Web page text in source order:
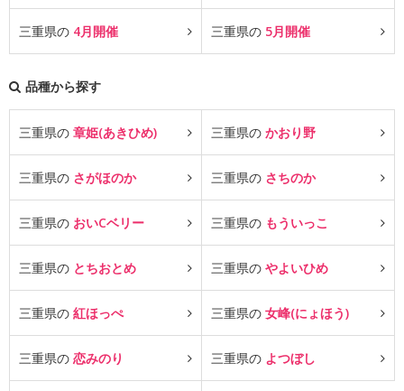
三重県の 4月開催 三重県の 5月開催
品種から探す
三重県の 章姫(あきひめ) 三重県の かおり野
三重県の さがほのか 三重県の さちのか
三重県の おいCベリー 三重県の もういっこ
三重県の とちおとめ 三重県の やよいひめ
三重県の 紅ほっぺ 三重県の 女峰(にょほう)
三重県の 恋みのり 三重県の よつぼし